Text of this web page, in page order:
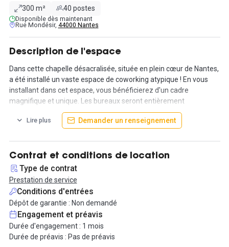
300 m² 40 postes
Disponible dès maintenant
Rue Mondésir, 44000 Nantes
Description de l'espace
Dans cette chapelle désacralisée, située en plein cœur de Nantes,
a été installé un vaste espace de coworking atypique ! En vous
installant dans cet espace, vous bénéficierez d'un cadre
magnifique et unique. Les bureaux seront entièrement
aménagés grâce à du mobilier, des luminaires design et des
plantes afin de s’y sentir comme chez soi ! D'ailleurs, comme
Les services proposés sont multiples :
Permanence au sein de l’espace de 8h30 à 18h ;
Prises RJ45 ;
Réseau dédié ;
Imprimantes et impressions illimitées ;
Assistance technique & informatique ;
Boissons chaudes illimitées ;
Service de conciergerie ;
Service domiciliation ;
Lire plus Demander un renseignement
Contrat et conditions de location
Type de contrat
Prestation de service
Conditions d'entrées
Dépôt de garantie : Non demandé
Engagement et préavis
Durée d'engagement : 1 mois
Durée de préavis : Pas de préavis